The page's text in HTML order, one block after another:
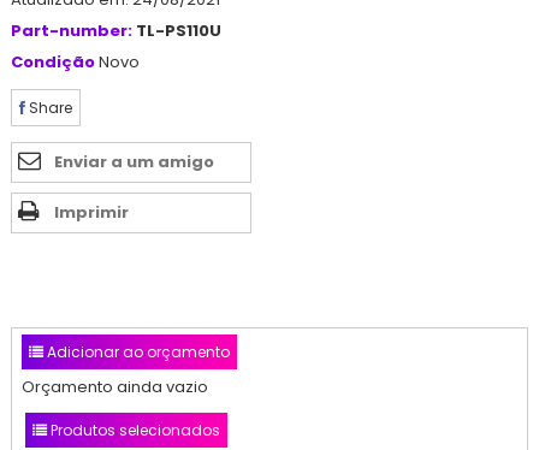
Part-number: TL-PS110U
CondiçãoNovo
Share
Enviar a um amigo
Imprimir
Adicionar ao orçamento
Orçamento ainda vazio
Produtos selecionados